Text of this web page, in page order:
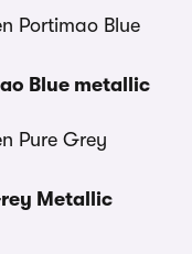
Blue metallic
Metallic